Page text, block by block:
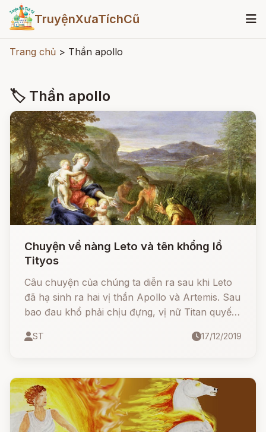
TruyệnXưaTíchCũ
Trang chủ > Thần apollo
🏷 Thần apollo
Chuyện về nàng Leto và tên khổng lồ
Tityos
Câu chuyện của chúng ta diễn ra sau khi Leto
đã hạ sinh ra hai vị thần Apollo và Artemis. Sau
bao đau khổ phải chịu đựng, vị nữ Titan quyết
ST 17/12/2019